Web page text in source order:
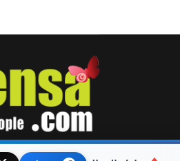
© 2026 توانسة. Designed By TOUWENSA.COM